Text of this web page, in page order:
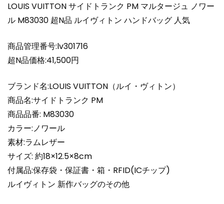
ー
ル
超
N
ル
イ
ヴ
ィ
ト
ン
ハ
ン
ド
LOUIS VUITTON サイドトランク PM マルタージュ ノワー
ル M83030 超N品 ルイヴィトン ハンドバッグ 人気
商品管理番号:lv301716
超N品価格:41,500円
ブランド名:LOUIS VUITTON（ルイ・ヴィトン）
商品名:サイドトランク PM
商品品番: M83030
カラー:ノワール
素材:ラムレザー
サイズ: 約18×12.5×8cm
付属品:保存袋・保証書・箱・RFID(ICチップ)
ルイヴィトン 新作バッグのその他